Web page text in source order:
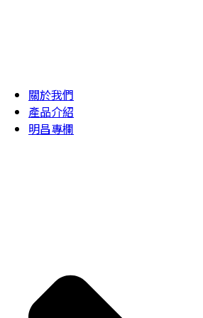
關於我們
產品介紹
明昌專欄